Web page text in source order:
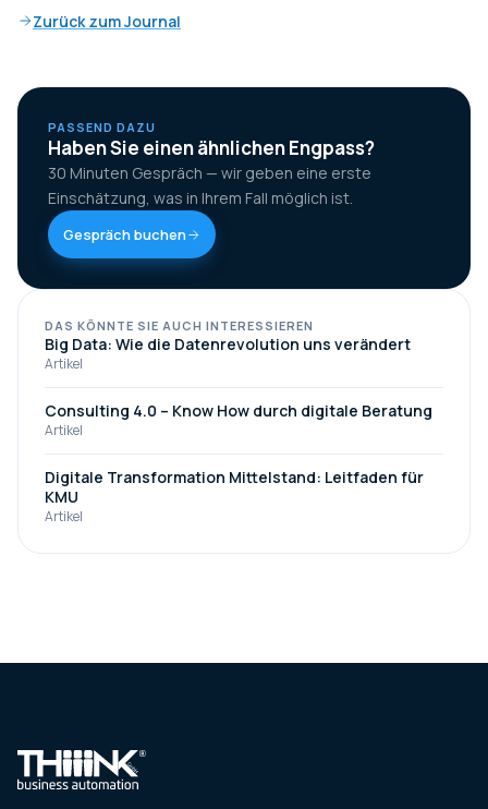
Zurück zum Journal
PASSEND DAZU
Haben Sie einen ähnlichen Engpass?
30 Minuten Gespräch — wir geben eine erste
Einschätzung, was in Ihrem Fall möglich ist.
Gespräch buchen
DAS KÖNNTE SIE AUCH INTERESSIEREN
Big Data: Wie die Datenrevolution uns verändert
Artikel
Consulting 4.0 – Know How durch digitale Beratung
Artikel
Digitale Transformation Mittelstand: Leitfaden für
KMU
Artikel